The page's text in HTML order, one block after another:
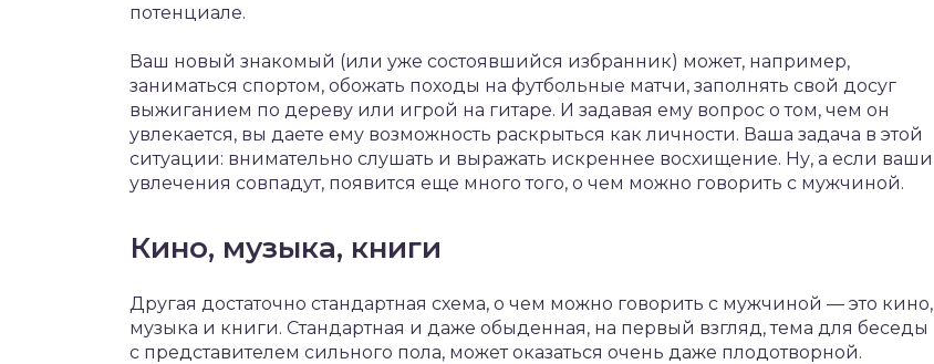
потенциале.
Ваш новый знакомый (или уже состоявшийся избранник) может, например,
заниматься спортом, обожать походы на футбольные матчи, заполнять свой досуг
выжиганием по дереву или игрой на гитаре. И задавая ему вопрос о том, чем он
увлекается, вы даете ему возможность раскрыться как личности. Ваша задача в этой
ситуации: внимательно слушать и выражать искреннее восхищение. Ну, а если ваши
увлечения совпадут, появится еще много того, о чем можно говорить с мужчиной.
Кино, музыка, книги
Другая достаточно стандартная схема, о чем можно говорить с мужчиной — это кино,
музыка и книги. Стандартная и даже обыденная, на первый взгляд, тема для беседы
с представителем сильного пола, может оказаться очень даже плодотворной.